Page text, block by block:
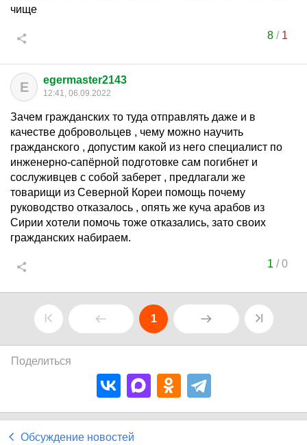
чище
8/ 1
E egermaster2143
12:41, 06.09.2022
Зачем гражданских то туда отправлять даже и в
качестве добровольцев , чему можно научить
гражданского , допустим какой из него специалист по
инженерно-сапёрной подготовке сам погибнет и
сослуживцев с собой заберет , предлагали же
товарищи из Северной Кореи помощь почему
руководство отказалось , опять же куча арабов из
Сирии хотели помочь тоже отказались, зато своих
гражданских набираем.
1 /0
1
Поделиться
Обсуждение новостей